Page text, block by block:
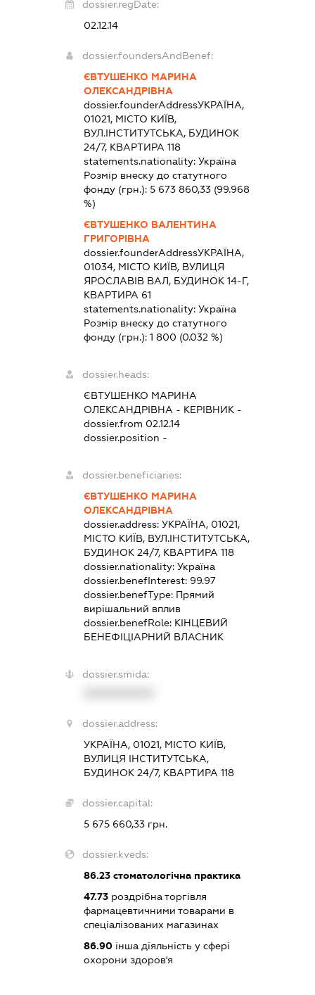
dossier.regDate:
02.12.14
dossier.foundersAndBenef:
ЄВТУШЕНКО МАРИНА
ОЛЕКСАНДРІВНА
dossier.founderAddressУКРАЇНА,
01021, МІСТО КИЇВ,
ВУЛ.ІНСТИТУТСЬКА, БУДИНОК
24/7, КВАРТИРА 118
statements.nationality:Україна
Розмір внеску до статутного
фонду (грн.):5 673 860,33 (99.968
%)
ЄВТУШЕНКО ВАЛЕНТИНА
ГРИГОРІВНА
dossier.founderAddressУКРАЇНА,
01034, МІСТО КИЇВ, ВУЛИЦЯ
ЯРОСЛАВІВ ВАЛ, БУДИНОК 14-Г,
КВАРТИРА 61
statements.nationality:Україна
Розмір внеску до статутного
фонду (грн.):1 800 (0.032 %)
dossier.heads:
ЄВТУШЕНКО МАРИНА
ОЛЕКСАНДРІВНА - КЕРІВНИК -
dossier.from 02.12.14
dossier.position -
dossier.beneficiaries:
ЄВТУШЕНКО МАРИНА
ОЛЕКСАНДРІВНА
dossier.address:УКРАЇНА, 01021,
МІСТО КИЇВ, ВУЛ.ІНСТИТУТСЬКА,
БУДИНОК 24/7, КВАРТИРА 118
dossier.nationality:Україна
dossier.benefInterest: 99.97
dossier.benefType: Прямий
вирішальний вплив
dossier.benefRole: КІНЦЕВИЙ
БЕНЕФІЦІАРНИЙ ВЛАСНИК
dossier.smida:
dossier.address:
УКРАЇНА, 01021, МІСТО КИЇВ,
ВУЛИЦЯ ІНСТИТУТСЬКА,
БУДИНОК 24/7, КВАРТИРА 118
dossier.capital:
5 675 660,33 грн.
dossier.kveds:
86.23 стоматологічна практика
47.73 роздрібна торгівля
фармацевтичними товарами в
спеціалізованих магазинах
86.90 інша діяльність у сфері
охорони здоров'я